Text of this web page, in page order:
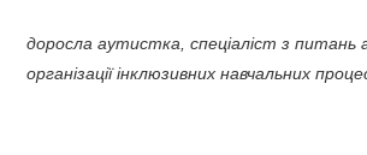
доросла аутистка, спеціаліст з
організації інклюзивних навчальних